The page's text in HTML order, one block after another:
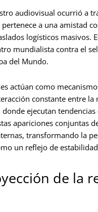
audiovisual ocurrió a
a una amistad
logísticos masivos.
mundialista contra el
del Mundo.
actúan como
constante entre
donde ejecutan
apariciones conjuntas
transformando la
un reflejo de
de la